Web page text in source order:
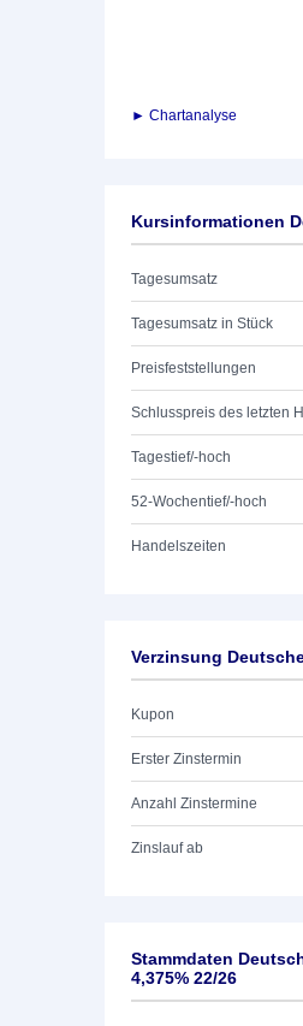
► Chartanalyse
Kursinformationen
Tagesumsatz
Tagesumsatz in Stück
Preisfeststellungen
Schlusspreis des letzten
Tagestief/-hoch
52-Wochentief/-hoch
Handelszeiten
Verzinsung
Kupon
Erster Zinstermin
Anzahl Zinstermine
Zinslauf ab
Stammdaten
4,375% 22/26